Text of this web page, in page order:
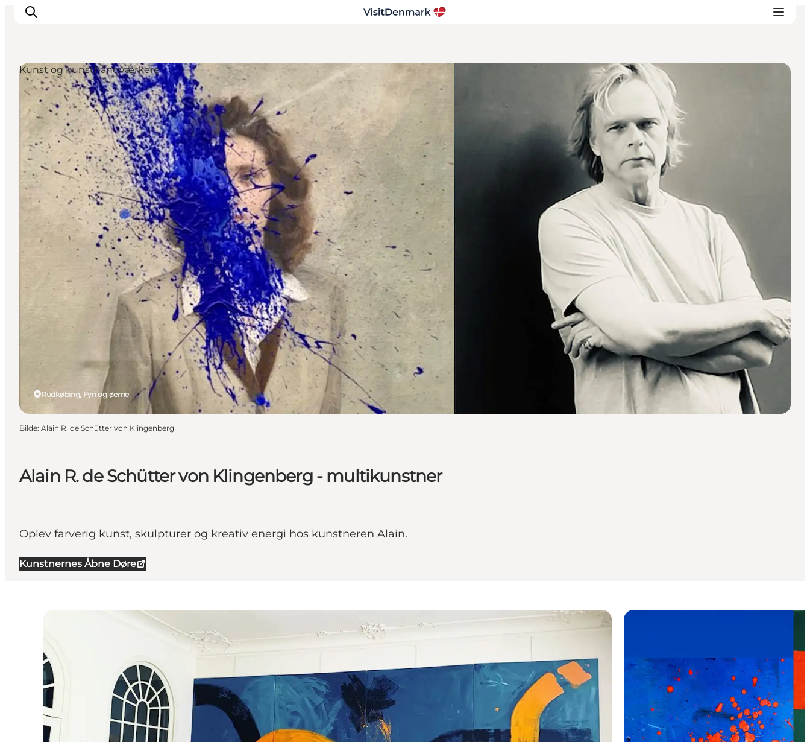
Inspirasjon
Reisemål
Aktiviteter
Overnatting
Planlegg reisen
Alain R. de Schütter von Klingenberg - multikunstner
Oplev farverig kunst, skulpturer og kreativ energi hos kunstneren Alain.
Kunstnernes Åbne Døre
Rudkøbing, Fyn og øerne
Kunst og kunsthåndværkere
Bilde: Alain R. de Schütter von Klingenberg